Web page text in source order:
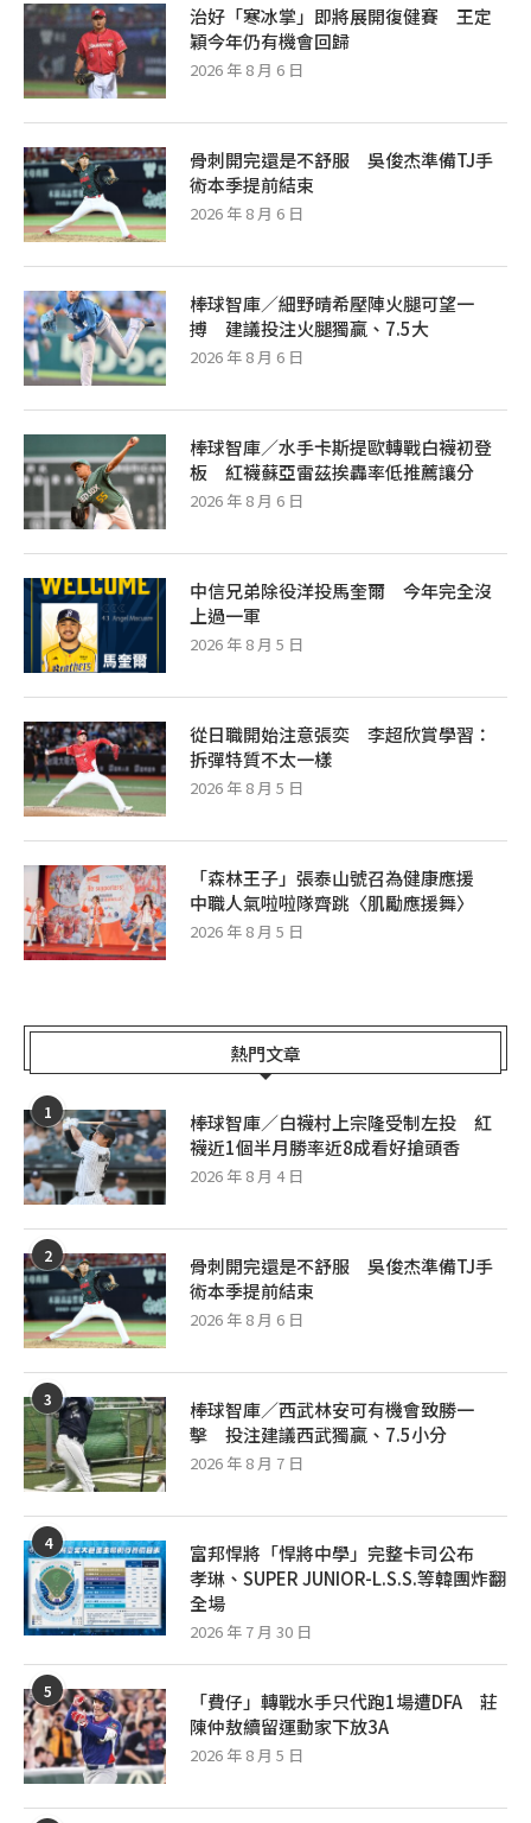
治好「寒冰掌」即將展開復健賽 王定
穎今年仍有機會回歸
2026 年 8 月 6 日
骨刺開完還是不舒服 吳俊杰準備TJ手
術本季提前結束
2026 年 8 月 6 日
棒球智庫／細野晴希壓陣火腿可望一
搏 建議投注火腿獨贏、7.5大
2026 年 8 月 6 日
棒球智庫／水手卡斯提歐轉戰白襪初登
板 紅襪蘇亞雷茲挨轟率低推薦讓分
2026 年 8 月 6 日
中信兄弟除役洋投馬奎爾 今年完全沒
上過一軍
2026 年 8 月 5 日
從日職開始注意張奕 李超欣賞學習：
拆彈特質不太一樣
2026 年 8 月 5 日
「森林王子」張泰山號召為健康應援
中職人氣啦啦隊齊跳〈肌勵應援舞〉
2026 年 8 月 5 日
熱門文章
1
棒球智庫／白襪村上宗隆受制左投 紅
襪近1個半月勝率近8成看好搶頭香
2026 年 8 月 4 日
2
骨刺開完還是不舒服 吳俊杰準備TJ手
術本季提前結束
2026 年 8 月 6 日
3
棒球智庫／西武林安可有機會致勝一
擊 投注建議西武獨贏、7.5小分
2026 年 8 月 7 日
4
富邦悍將「悍將中學」完整卡司公布
孝琳、SUPER JUNIOR-L.S.S.等韓團炸翻
全場
2026 年 7 月 30 日
5
「費仔」轉戰水手只代跑1場遭DFA 莊
陳仲敖續留運動家下放3A
2026 年 8 月 5 日